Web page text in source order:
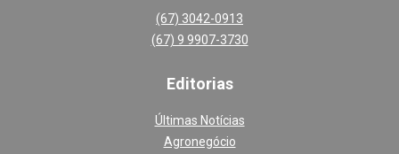
(67) 3042-0913
(67) 9 9907-3730
Editorias
Últimas Notícias
Agronegócio